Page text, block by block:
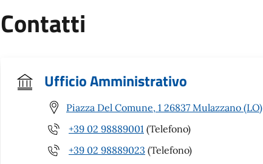
Contatti
Ufficio Amministrativo
Piazza Del Comune, 1 26837 Mulazzano (LO)
+39 02 98889001 (Telefono)
+39 02 98889023 (Telefono)